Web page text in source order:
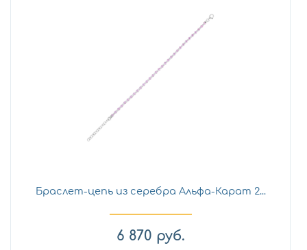
Браслет-цепь из серебра Альфа-Карат 2...
6 870 руб.